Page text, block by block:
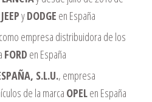
JEEPyDODGE en España
empresa distribuidora de los
FORD en España
S.L.U., empresa
de la marca OPELen España